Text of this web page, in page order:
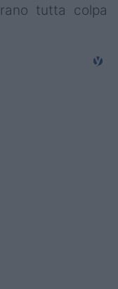
tutta colpa